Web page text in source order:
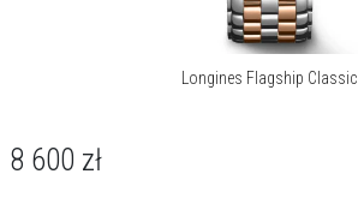
Longines Flagship Classic
8 600 zł